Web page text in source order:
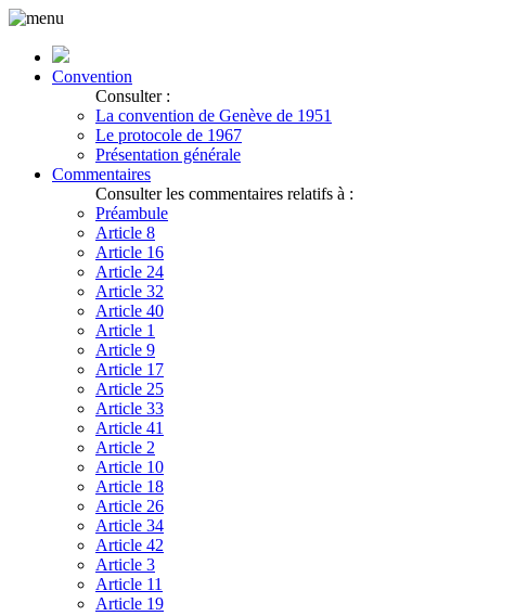
Convention
Consulter :
La convention de Genève de 1951
Le protocole de 1967
Présentation générale
Commentaires
Consulter les commentaires relatifs à :
Préambule
Article 8
Article 16
Article 24
Article 32
Article 40
Article 1
Article 9
Article 17
Article 25
Article 33
Article 41
Article 2
Article 10
Article 18
Article 26
Article 34
Article 42
Article 3
Article 11
Article 19